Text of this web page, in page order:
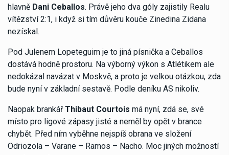
hlavně Dani Ceballos. Právě jeho dva góly zajistily Realu
vítězství 2:1, i když si tím důvěru kouče Zinedina Zidana
nezískal.
Pod Julenem Lopeteguim je to jiná písnička a Ceballos
dostává hodně prostoru. Na výborný výkon s Atlétikem ale
nedokázal navázat v Moskvě, a proto je velkou otázkou, zda
bude nyní v základní sestavě. Podle deníku AS nikoliv.
Naopak brankářThibaut Courtois má nyní, zdá se, své
místo pro ligové zápasy jisté a neměl by opět v brance
chybět. Před ním vyběhne nejspíš obrana ve složení
Odriozola – Varane – Ramos – Nacho. Moc jiných možností